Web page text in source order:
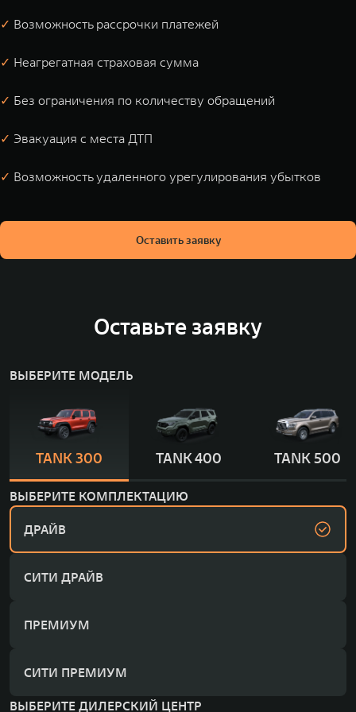
✓ Возможность рассрочки платежей
✓ Неагрегатная страховая сумма
✓ Без ограничения по количеству обращений
✓ Эвакуация с места ДТП
✓ Возможность удаленного урегулирования убытков
Оставить заявку
Оставьте заявку
ВЫБЕРИТЕ МОДЕЛЬ
TANK 300 TANK 400 TANK 500
ВЫБЕРИТЕ КОМПЛЕКТАЦИЮ
ДРАЙВ
СИТИ ДРАЙВ
ПРЕМИУМ
СИТИ ПРЕМИУМ
ВЫБЕРИТЕ ДИЛЕРСКИЙ ЦЕНТР